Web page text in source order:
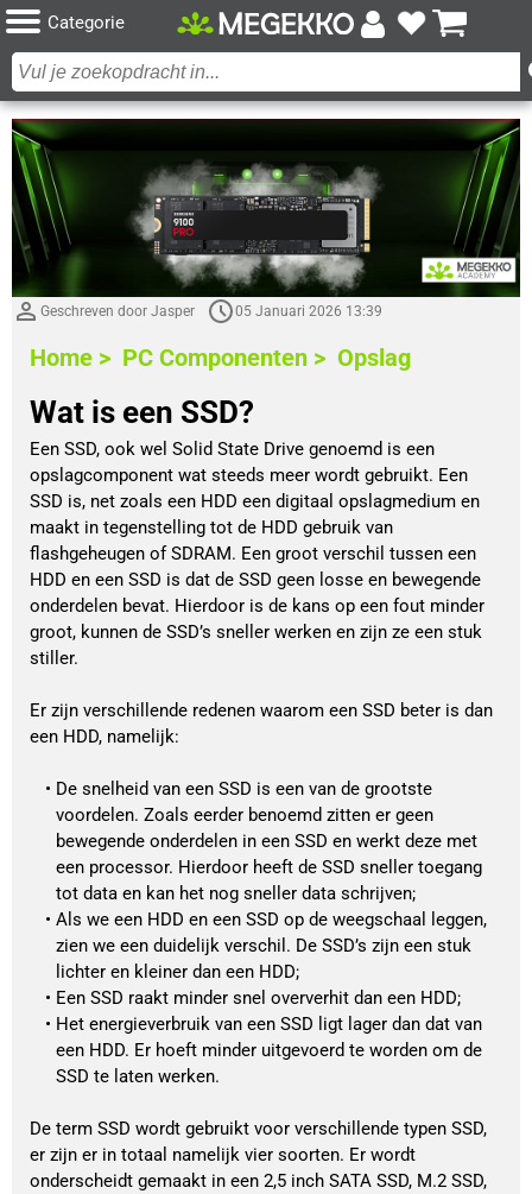
Categorie
Geschreven door Jasper 05 Januari 2026 13:39
Home > PC Componenten > Opslag
Wat is een SSD?
Een SSD, ook wel Solid State Drive genoemd is een
opslagcomponent wat steeds meer wordt gebruikt. Een
SSD is, net zoals een HDD een digitaal opslagmedium en
maakt in tegenstelling tot de HDD gebruik van
flashgeheugen of SDRAM. Een groot verschil tussen een
HDD en een SSD is dat de SSD geen losse en bewegende
onderdelen bevat. Hierdoor is de kans op een fout minder
groot, kunnen de SSD’s sneller werken en zijn ze een stuk
stiller.
Er zijn verschillende redenen waarom een SSD beter is dan
een HDD, namelijk:
De snelheid van een SSD is een van de grootste
voordelen. Zoals eerder benoemd zitten er geen
bewegende onderdelen in een SSD en werkt deze met
een processor. Hierdoor heeft de SSD sneller toegang
tot data en kan het nog sneller data schrijven;
Als we een HDD en een SSD op de weegschaal leggen,
zien we een duidelijk verschil. De SSD’s zijn een stuk
lichter en kleiner dan een HDD;
Een SSD raakt minder snel oververhit dan een HDD;
Het energieverbruik van een SSD ligt lager dan dat van
een HDD. Er hoeft minder uitgevoerd te worden om de
SSD te laten werken.
De term SSD wordt gebruikt voor verschillende typen SSD,
er zijn er in totaal namelijk vier soorten. Er wordt
onderscheidt gemaakt in een 2,5 inch SATA SSD, M.2 SSD,